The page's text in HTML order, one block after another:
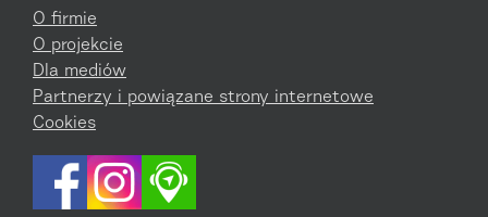
O firmie
O projekcie
Dla mediów
Partnerzy i powiązane strony internetowe
Cookies